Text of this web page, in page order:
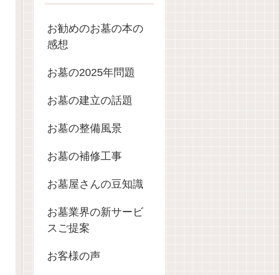
お勧めのお墓の本の
感想
お墓の2025年問題
お墓の建立の話題
お墓の整備風景
お墓の補修工事
お墓屋さんの豆知識
お墓業界の新サービ
スご提案
お客様の声